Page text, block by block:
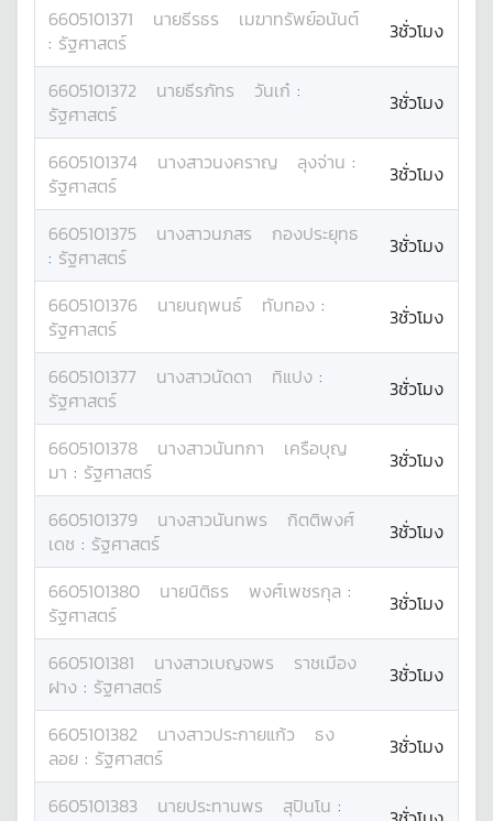
6605101371 นายธีรธร
เมฆาทรัพย์อนันต์
: รัฐศาสตร์ 3ชั่วโมง
6605101372 นายธีรภัทร วันเก๋ :
รัฐศาสตร์
3ชั่วโมง
6605101374 นางสาวนงคราญ ลุงจ่าน :
รัฐศาสตร์
3ชั่วโมง
6605101375 นางสาวนภสร
กองประยุทธ
: รัฐศาสตร์ 3ชั่วโมง
6605101376 นายนฤพนธ์ ทับทอง :
รัฐศาสตร์
3ชั่วโมง
6605101377 นางสาวนัดดา ทิแปง :
รัฐศาสตร์
3ชั่วโมง
6605101378 นางสาวนันทกา
เครือบุญ
มา : รัฐศาสตร์ 3ชั่วโมง
6605101379 นางสาวนันทพร
กิตติพงศ์
เดช : รัฐศาสตร์ 3ชั่วโมง
6605101380 นายนิติธร พงศ์เพชรกุล :
รัฐศาสตร์
3ชั่วโมง
6605101381 นางสาวเบญจพร
ราชเมือง
ฝาง : รัฐศาสตร์ 3ชั่วโมง
6605101382 นางสาวประกายแก้ว
ธง
ลอย : รัฐศาสตร์ 3ชั่วโมง
6605101383 นายประทานพร สุปินโน :